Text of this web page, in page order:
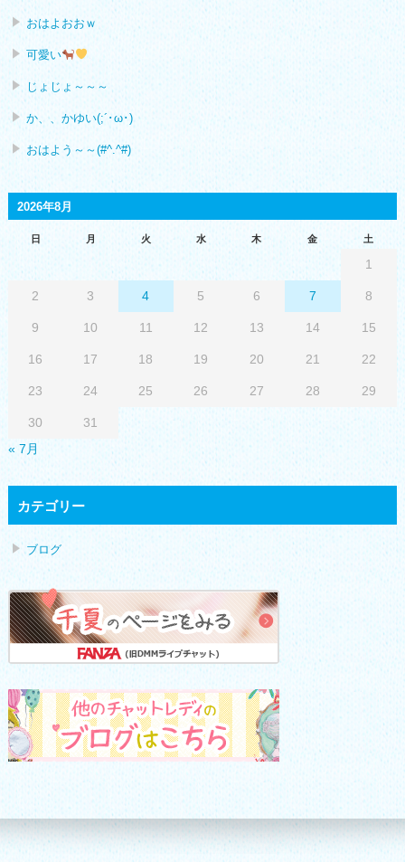
おはよおおｗ
可愛い
じょじょ～～～
か、、かゆい(;´･ω･)
おはよう～～(#^.^#)
2026年8月
日 月 火 水 木 金 土
« 7月
1
2 3 4 5 6 7 8
9 10 11 12 13 14 15
16 17 18 19 20 21 22
23 24 25 26 27 28 29
30 31
カテゴリー
ブログ